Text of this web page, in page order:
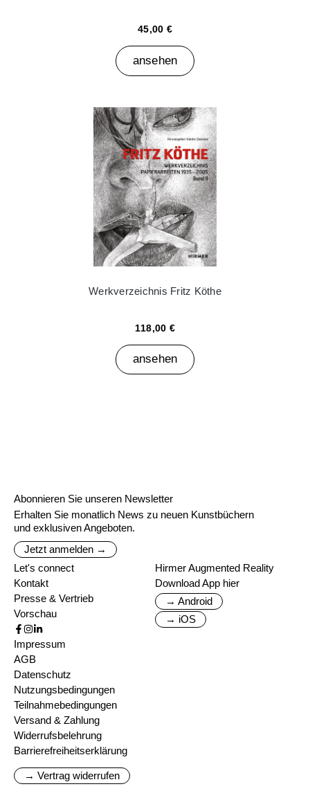
45,00 €
ansehen
Werkverzeichnis Fritz Köthe
118,00 €
ansehen
Abonnieren Sie unseren Newsletter
Erhalten Sie monatlich News zu neuen Kunstbüchern
und exklusiven Angeboten.
Jetzt anmelden →
Let's connect
Kontakt
Presse & Vertrieb
Vorschau
Hirmer Augmented Reality
Download App hier
→ Android
→ iOS
Impressum
AGB
Datenschutz
Nutzungsbedingungen
Teilnahmebedingungen
Versand & Zahlung
Widerrufsbelehrung
Barrierefreiheitserklärung
→ Vertrag widerrufen